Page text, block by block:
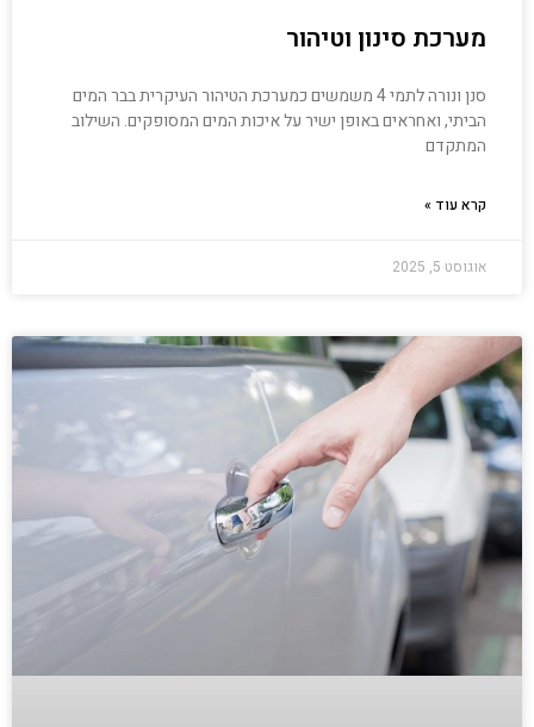
מערכת סינון וטיהור
סנן ונורה לתמי 4 משמשים כמערכת הטיהור העיקרית בבר המים
הביתי, ואחראים באופן ישיר על איכות המים המסופקים. השילוב
המתקדם
קרא עוד »
אוגוסט 5, 2025